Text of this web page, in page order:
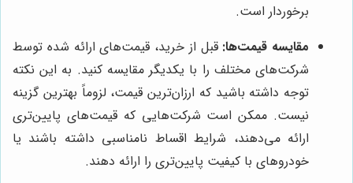
برخوردار است.
مقایسه قیمت‌ها: قبل از خرید، قیمت‌های ارائه شده توسط
شرکت‌های مختلف را با یکدیگر مقایسه کنید. به این نکته
توجه داشته باشید که ارزان‌ترین قیمت، لزوماً بهترین گزینه
نیست. ممکن است شرکت‌هایی که قیمت‌های پایین‌تری
ارائه می‌دهند، شرایط اقساط نامناسبی داشته باشند یا
خودروهای با کیفیت پایین‌تری را ارائه دهند.